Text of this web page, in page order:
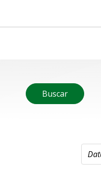
Buscar